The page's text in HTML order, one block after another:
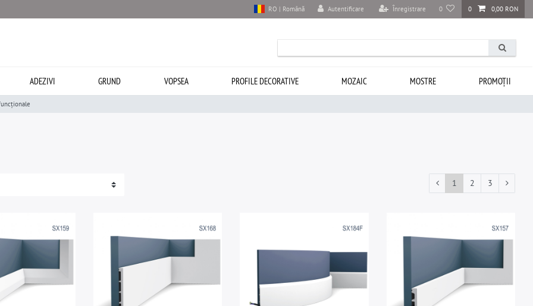
Autentificare Înregistrare 0 0 0,00 RON
RO | Română
ADEZIVI GRUND VOPSEA PROFILE DECORATIVE MOZAIC MOSTRE PROMOȚII
1 2 3